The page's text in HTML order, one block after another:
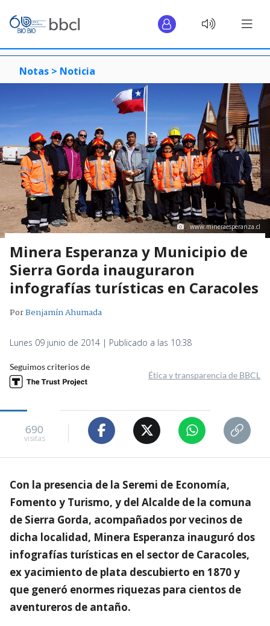
Notas > Noticia
www.mineraesperanza.cl
Minera Esperanza y Municipio de
Sierra Gorda inauguraron
infografías turísticas en Caracoles
PorBenjamín Ahumada
Lunes 09 junio de 2014 | Publicado a las 10:38
Seguimos criterios de
Ética y transparencia de BBCL
690
visitas
Con la presencia de la Seremi de Economía,
Fomento y Turismo, y del Alcalde de la comuna
de Sierra Gorda, acompañados por vecinos de
dicha localidad, Minera Esperanza inauguró dos
infografías turísticas en el sector de Caracoles,
ex yacimiento de plata descubierto en 1870 y
que generó enormes riquezas para cientos de
aventureros de antaño.